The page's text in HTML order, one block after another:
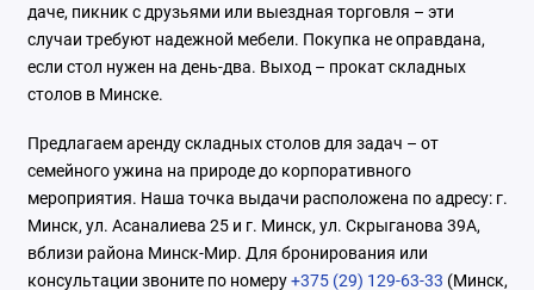
даче, пикник с друзьями или выездная торговля – эти
случаи требуют надежной мебели. Покупка не оправдана,
если стол нужен на день-два. Выход – прокат складных
столов в Минске.
Предлагаем аренду складных столов для задач – от
семейного ужина на природе до корпоративного
мероприятия. Наша точка выдачи расположена по адресу: г.
Минск, ул. Асаналиева 25 и г. Минск, ул. Скрыганова 39А,
вблизи района Минск-Мир. Для бронирования или
консультации звоните по номеру+375 (29) 129-63-33 (Минск,